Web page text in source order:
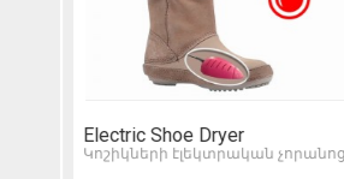
Electric Shoe Dryer
Կոշիկների էլեկտրական չորանոց